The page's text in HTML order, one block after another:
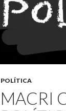
POLÍTICA
MACRI